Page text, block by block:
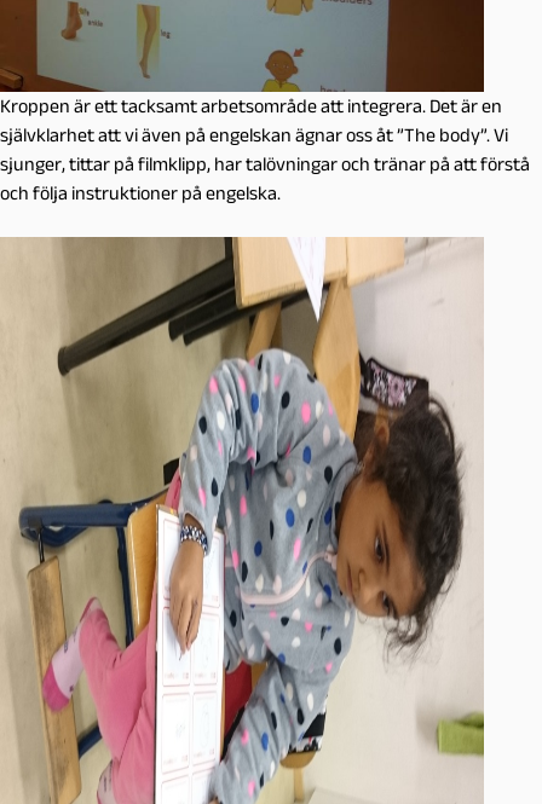
Kroppen är ett tacksamt arbetsområde att integrera. Det är en
självklarhet att vi även på engelskan ägnar oss åt ”The body”. Vi
sjunger, tittar på filmklipp, har talövningar och tränar på att förstå
och följa instruktioner på engelska.